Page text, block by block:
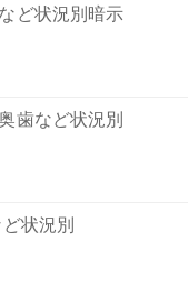
ど状況別暗示
歯など状況別
状況別